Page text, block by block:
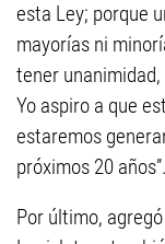
esta Ley; porque
mayorías ni
tener
Yo aspiro a que
estaremos
próximos 20 años”.
Por último,